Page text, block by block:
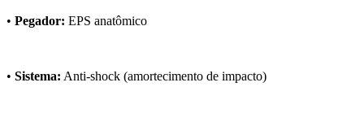
• Pegador: EPS anatômico
• Sistema: Anti-shock (amortecimento de impacto)